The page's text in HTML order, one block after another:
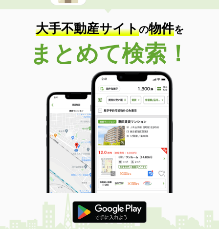
大手不動産サイトの物件を
まとめて検索！